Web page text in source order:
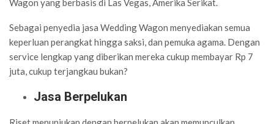
Wagon yang berbasis di Las Vegas, Amerika Serikat.
Sebagai penyedia jasa Wedding Wagon menyediakan semua
keperluan perangkat hingga saksi, dan pemuka agama. Dengan
service lengkap yang diberikan mereka cukup membayar Rp 7
juta, cukup terjangkau bukan?
Jasa Berpelukan